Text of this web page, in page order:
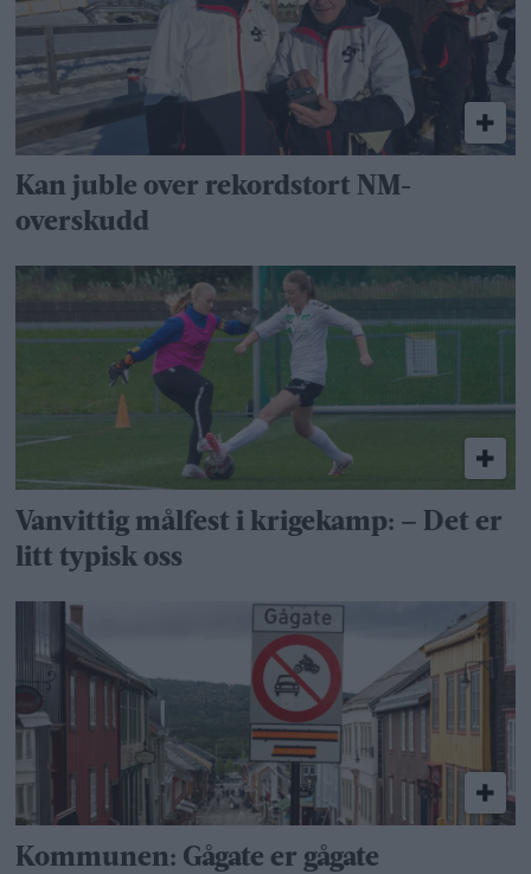
Kan juble over rekordstort NM-
overskudd
Vanvittig målfest i krigekamp: – Det er
litt typisk oss
Kommunen: Gågate er gågate